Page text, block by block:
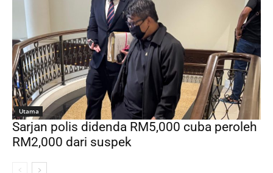
Utama
Sarjan polis didenda RM5,000 cuba peroleh
RM2,000 dari suspek